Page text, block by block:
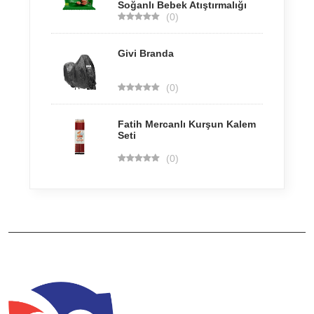
Soğanlı Bebek Atıştırmalığı
(0)
Givi Branda
(0)
Fatih Mercanlı Kurşun Kalem
Seti
(0)